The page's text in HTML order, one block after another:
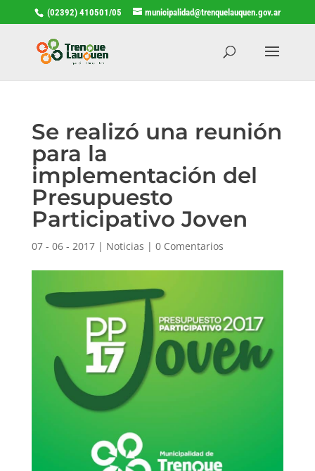
(02392) 410501/05 municipalidad@trenquelauquen.gov.ar
Se realizó una reunión
para la
implementación del
Presupuesto
Participativo Joven
07 - 06 - 2017| Noticias | 0 Comentarios